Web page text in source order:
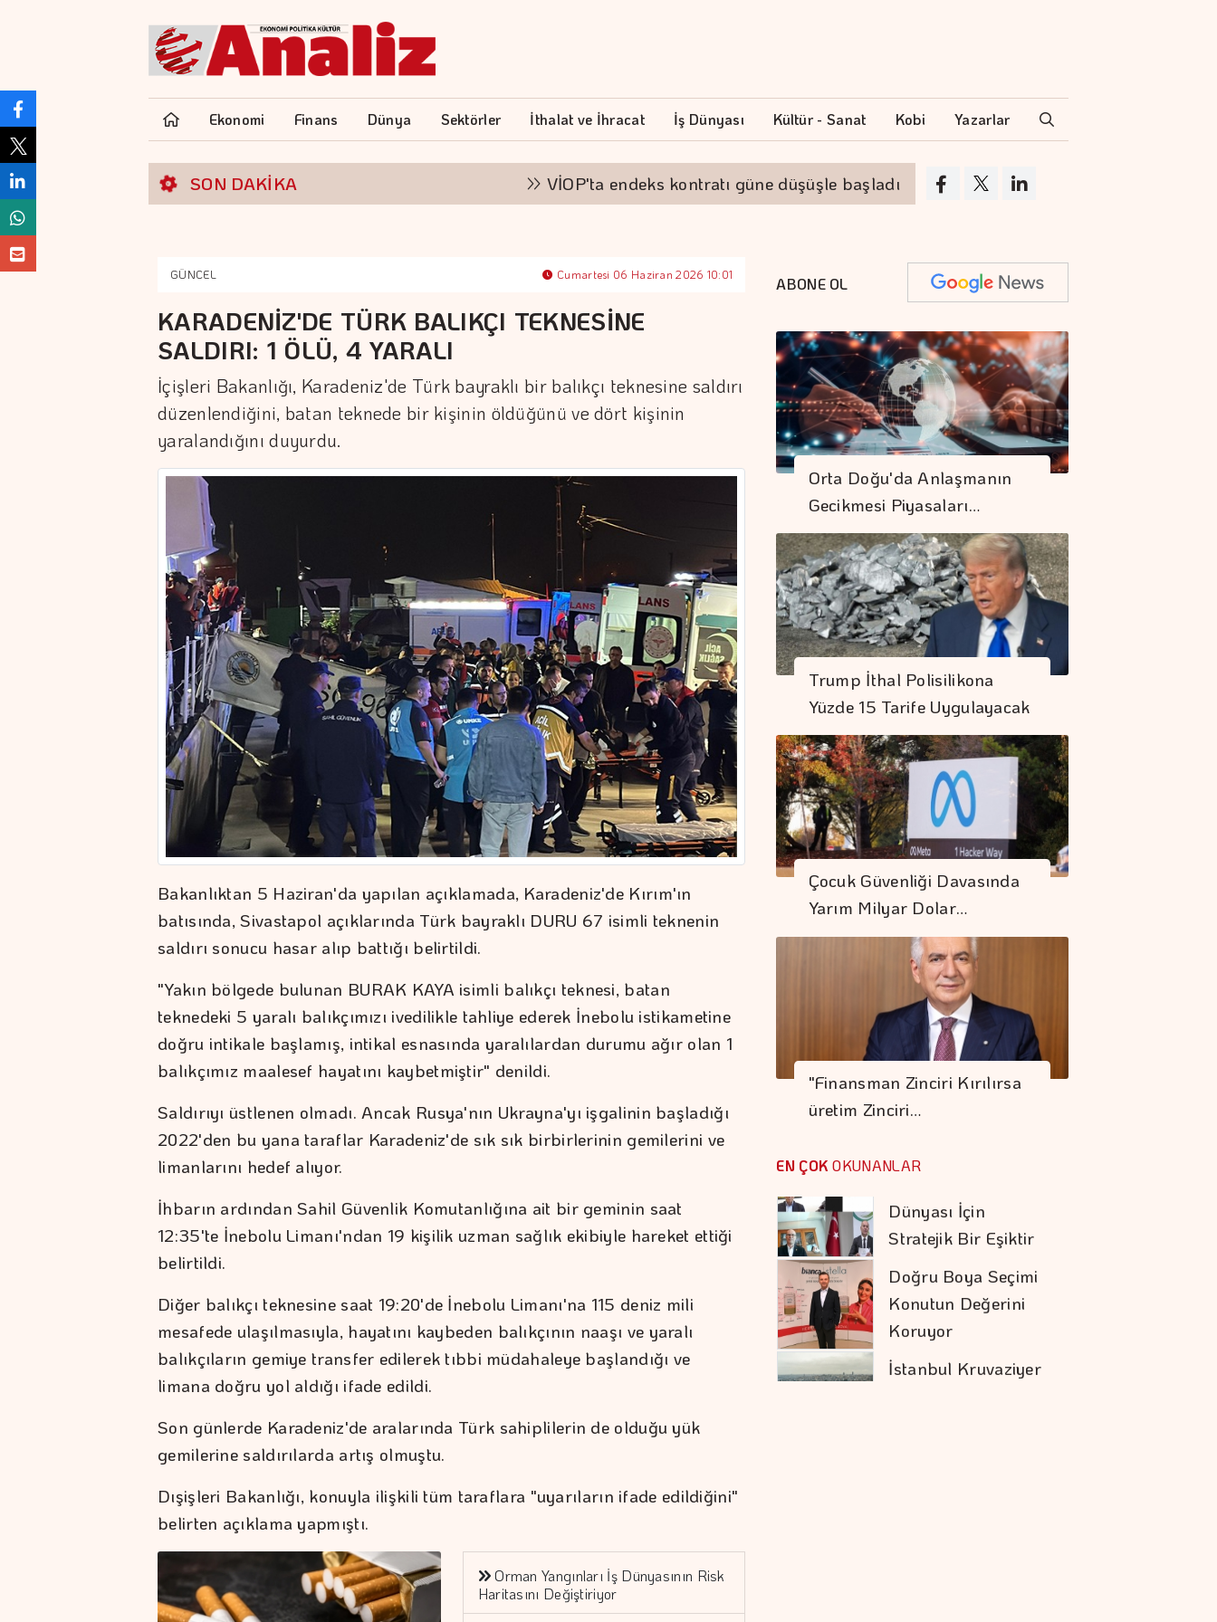
Ekonomi Finans Dünya Sektörler İthalat ve İhracat İş Dünyası Kültür - Sanat Kobi Yazarlar
SON DAKİKA VİOP'ta endeks kontratı güne düşüşle başladı Altının gramı 6 bin 574 liradan
GÜNCEL Cumartesi 06 Haziran 2026 10:01
KARADENİZ'DE TÜRK BALIKÇI TEKNESİNE
SALDIRI: 1 ÖLÜ, 4 YARALI
İçişleri Bakanlığı, Karadeniz'de Türk bayraklı bir balıkçı teknesine saldırı
düzenlendiğini, batan teknede bir kişinin öldüğünü ve dört kişinin
yaralandığını duyurdu.
Bakanlıktan 5 Haziran'da yapılan açıklamada, Karadeniz'de Kırım'ın
batısında, Sivastapol açıklarında Türk bayraklı DURU 67 isimli teknenin
saldırı sonucu hasar alıp battığı belirtildi.
"Yakın bölgede bulunan BURAK KAYA isimli balıkçı teknesi, batan
teknedeki 5 yaralı balıkçımızı ivedilikle tahliye ederek İnebolu istikametine
doğru intikale başlamış, intikal esnasında yaralılardan durumu ağır olan 1
balıkçımız maalesef hayatını kaybetmiştir" denildi.
Saldırıyı üstlenen olmadı. Ancak Rusya'nın Ukrayna'yı işgalinin başladığı
2022'den bu yana taraflar Karadeniz'de sık sık birbirlerinin gemilerini ve
limanlarını hedef alıyor.
İhbarın ardından Sahil Güvenlik Komutanlığına ait bir geminin saat
12:35'te İnebolu Limanı'ndan 19 kişilik uzman sağlık ekibiyle hareket ettiği
belirtildi.
Diğer balıkçı teknesine saat 19:20'de İnebolu Limanı'na 115 deniz mili
mesafede ulaşılmasıyla, hayatını kaybeden balıkçının naaşı ve yaralı
balıkçıların gemiye transfer edilerek tıbbi müdahaleye başlandığı ve
limana doğru yol aldığı ifade edildi.
Son günlerde Karadeniz'de aralarında Türk sahiplilerin de olduğu yük
gemilerine saldırılarda artış olmuştu.
Dışişleri Bakanlığı, konuyla ilişkili tüm taraflara "uyarıların ifade edildiğini"
belirten açıklama yapmıştı.
Orman Yangınları İş Dünyasının Risk
Haritasını Değiştiriyor
ABONE OL
Orta Doğu'da Anlaşmanın
Gecikmesi Piyasaları…
Trump İthal Polisilikona
Yüzde 15 Tarife Uygulayacak
Çocuk Güvenliği Davasında
Yarım Milyar Dolar…
"Finansman Zinciri Kırılırsa
üretim Zinciri…
EN ÇOK OKUNANLAR
Türkiye'de Her 4
Kişiden 3'ü İnternet
Bankacılığı
"Finansman Zinciri
Kırılırsa üretim
Zinciri De Durur"
Otomotiv İhracatı
Temmuzda 3,6
Milyar Dolar Oldu
COP31 Süreci, İş
Stratejik Bir Eşiktir
Doğru Boya Seçimi
Konutun Değerini
Koruyor
İstanbul Kruvaziyer
Turizminde 1 Milyon
Yolcu Hedefine